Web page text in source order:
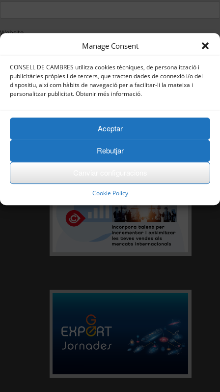
Manage Consent
CONSELL DE CAMBRES utilitza cookies tècniques, de personalització i
publicitàries pròpies i de tercers, que tracten dades de connexió i/o del
dispositiu, així com hàbits de navegació per a facilitar-li la mateixa i
personalitzar publicitat. Obtenir més informació.
Aceptar
Rebutjar
Cookie Policy
Website
Save my name, email, and website in
this browser for the next time I
comment.